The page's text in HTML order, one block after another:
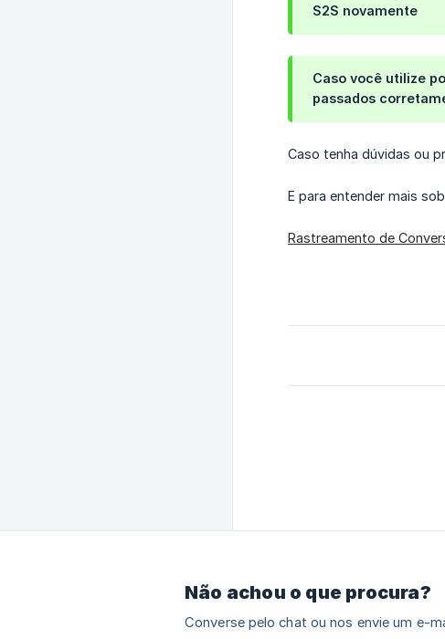
S2S novamente
Caso você utilize
passados
Caso tenha dúvidas ou
E para entender mais
Rastreamento de
Não achou o que procura?
Converse pelo chat ou nos envie um e-